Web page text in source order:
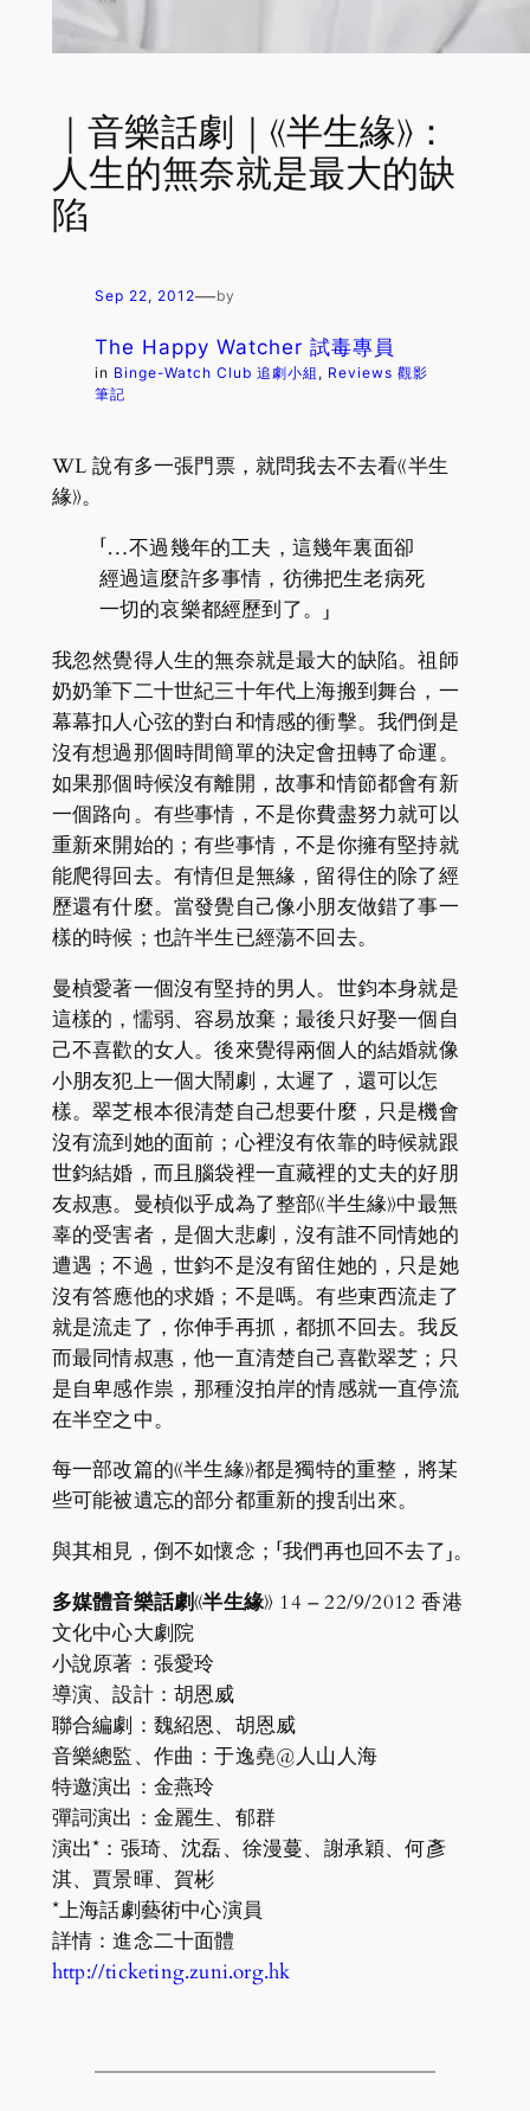
｜音樂話劇｜《半生緣》：
人生的無奈就是最大的缺
陷
Sep 22, 2012—by
The Happy Watcher 試毒專員
in Binge-Watch Club 追劇小組 , Reviews 觀影
筆記
WL 說有多一張門票，就問我去不去看《半生
緣》。
「…不過幾年的工夫，這幾年裏面卻
經過這麼許多事情，彷彿把生老病死
一切的哀樂都經歷到了。」
我忽然覺得人生的無奈就是最大的缺陷。祖師
奶奶筆下二十世紀三十年代上海搬到舞台，一
幕幕扣人心弦的對白和情感的衝擊。我們倒是
沒有想過那個時間簡單的決定會扭轉了命運。
如果那個時候沒有離開，故事和情節都會有新
一個路向。有些事情，不是你費盡努力就可以
重新來開始的；有些事情，不是你擁有堅持就
能爬得回去。有情但是無緣，留得住的除了經
歷還有什麼。當發覺自己像小朋友做錯了事一
樣的時候；也許半生已經蕩不回去。
曼楨愛著一個沒有堅持的男人。世鈞本身就是
這樣的，懦弱、容易放棄；最後只好娶一個自
己不喜歡的女人。後來覺得兩個人的結婚就像
小朋友犯上一個大鬧劇，太遲了，還可以怎
樣。翠芝根本很清楚自己想要什麼，只是機會
沒有流到她的面前；心裡沒有依靠的時候就跟
世鈞結婚，而且腦袋裡一直藏裡的丈夫的好朋
友叔惠。曼楨似乎成為了整部《半生緣》中最無
辜的受害者，是個大悲劇，沒有誰不同情她的
遭遇；不過，世鈞不是沒有留住她的，只是她
沒有答應他的求婚；不是嗎。有些東西流走了
就是流走了，你伸手再抓，都抓不回去。我反
而最同情叔惠，他一直清楚自己喜歡翠芝；只
是自卑感作祟，那種沒拍岸的情感就一直停流
在半空之中。
每一部改篇的《半生緣》都是獨特的重整，將某
些可能被遺忘的部分都重新的搜刮出來。
與其相見，倒不如懷念；「我們再也回不去了」。
多媒體音樂話劇《半生緣》 14 – 22/9/2012 香港
文化中心大劇院
小說原著：張愛玲
導演、設計：胡恩威
聯合編劇：魏紹恩、胡恩威
音樂總監、作曲：于逸堯@人山人海
特邀演出：金燕玲
彈詞演出：金麗生、郁群
演出*：張琦、沈磊、徐漫蔓、謝承穎、何彥
淇、賈景暉、賀彬
*上海話劇藝術中心演員
詳情：進念二十面體
http://ticketing.zuni.org.hk